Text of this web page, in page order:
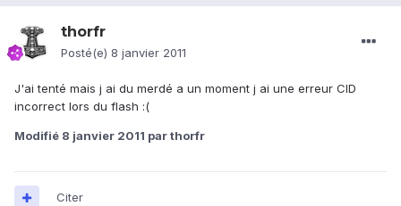
thorfr
Posté(e) 8 janvier 2011
J'ai tenté mais j ai du merdé a un moment j ai une erreur CID
incorrect lors du flash :(
Modifié 8 janvier 2011 par thorfr
Citer